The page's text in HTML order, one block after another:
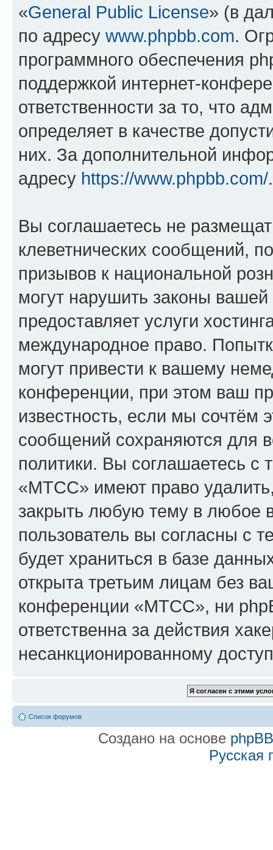
«General Public License» (в
по адресу www.phpbb.com.
программного обеспечения
поддержкой интернет-
ответственности за то, что
определяет в качестве
них. За дополнительной
адресу https://www.phpbb.com/.
Вы соглашаетесь не
клеветнических сообщений,
призывов к национальной
могут нарушить законы
предоставляет услуги
международное право.
могут привести к вашему
конференции, при этом ваш
известность, если мы сочтём
сообщений сохраняются для
политики. Вы соглашаетесь
«МТСС» имеют право удалить,
закрыть любую тему в любое
пользователь вы согласны с
будет храниться в базе
открыта третьим лицам без
конференции «МТСС», ни
ответственна за действия
несанкционированному
Список форумов
Создано на основе phpBB
Русская